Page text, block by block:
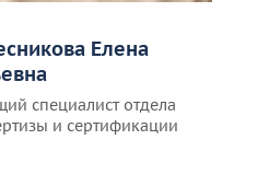
Елена
специалист отдела
и сертификации